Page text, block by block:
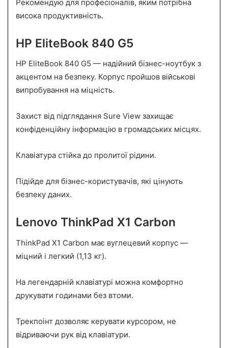
Рекомендую для професіоналів, яким потрібна
висока продуктивність.
HP EliteBook 840 G5
HP EliteBook 840 G5 — надійний бізнес-ноутбук з
акцентом на безпеку. Корпус пройшов військові
випробування на міцність.
Захист від підглядання Sure View захищає
конфіденційну інформацію в громадських місцях.
Клавіатура стійка до пролитої рідини.
Підійде для бізнес-користувачів, які цінують
безпеку даних.
Lenovo ThinkPad X1 Carbon
ThinkPad X1 Carbon має вуглецевий корпус —
міцний і легкий (1,13 кг).
На легендарній клавіатурі можна комфортно
друкувати годинами без втоми.
Трекпоінт дозволяє керувати курсором, не
відриваючи рук від клавіатури.